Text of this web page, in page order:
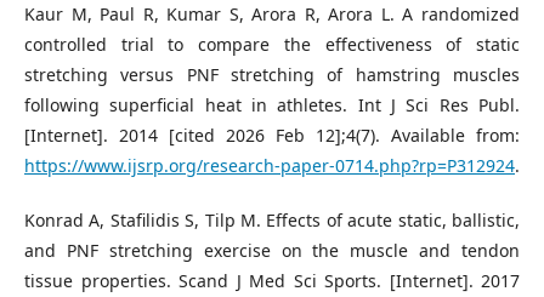
Kaur M, Paul R, Kumar S, Arora R, Arora L. A randomized
controlled trial to compare the effectiveness of static
stretching versus PNF stretching of hamstring muscles
following superficial heat in athletes. Int J Sci Res Publ.
[Internet]. 2014 [cited 2026 Feb 12];4(7). Available from:
https://www.ijsrp.org/research-paper-0714.php?rp=P312924.
Konrad A, Stafilidis S, Tilp M. Effects of acute static, ballistic,
and PNF stretching exercise on the muscle and tendon
tissue properties. Scand J Med Sci Sports. [Internet]. 2017